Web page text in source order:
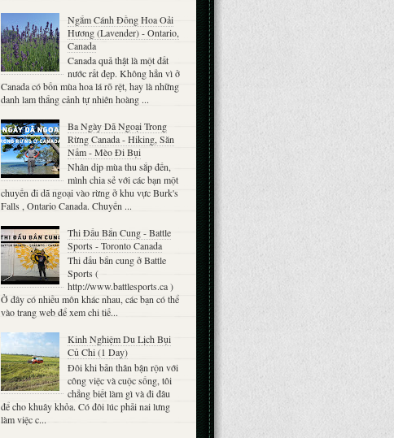
Ngắm Cánh Đồng Hoa Oải
Hương (Lavender) - Ontario,
Canada
Canada quả thật là một đất
nước rất đẹp. Không hẳn vì ở
Canada có bốn mùa hoa lá rõ rệt, hay là những
danh lam thắng cảnh tự nhiên hoàng ...
Ba Ngày Dã Ngoại Trong
Rừng Canada - Hiking, Săn
Nấm - Mèo Đi Bụi
Nhân dịp mùa thu sắp đến,
mình chia sẻ với các bạn một
chuyến đi dã ngoại vào rừng ở khu vực Burk's
Falls , Ontario Canada. Chuyến ...
Thi Đấu Bắn Cung - Battle
Sports - Toronto Canada
Thi đấu bắn cung ở Battle
Sports (
http://www.battlesports.ca )
Ở đây có nhiều môn khác nhau, các bạn có thể
vào trang web để xem chi tiế...
Kinh Nghiệm Du Lịch Bụi
Củ Chi (1 Day)
Đôi khi bản thân bận rộn với
công việc và cuộc sống, tôi
chẳng biết làm gì và đi đâu
để cho khuây khỏa. Có đôi lúc phải nai lưng
làm việc c...